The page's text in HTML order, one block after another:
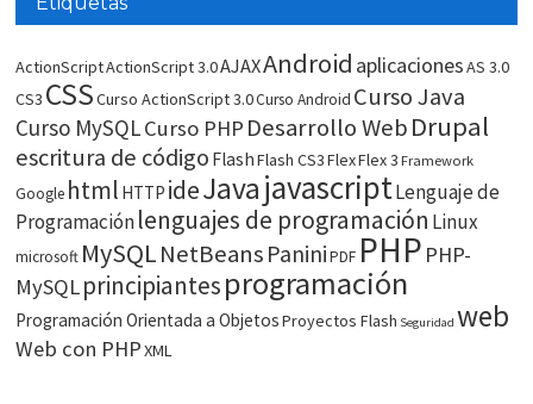
ActionScriptActionScript 3.0AJAXAndroid aplicacionesAS 3.0
CS3 CSSCurso ActionScript 3.0Curso Android Curso Java
Curso MySQLCurso PHP Desarrollo WebDrupal
escritura de código FlashFlash CS3FlexFlex 3 Framework
Google html HTTP ideJavajavascriptLenguaje de
Programaciónlenguajes de programación Linux
microsoft MySQLNetBeans Panini PDF PHP PHP-
MySQLprincipiantesprogramación
Programación Orientada a ObjetosProyectos Flash Seguridad web
Web con PHPXML